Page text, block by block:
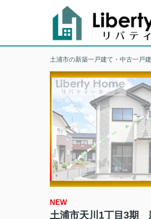
土浦市の新築一戸建て・中古一戸
NEW
土浦市天川1丁目3期